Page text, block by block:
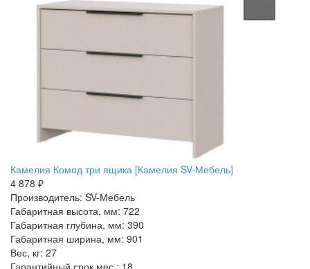
Камелия Комод три ящика [Камелия SV-Мебель]
4 878 ₽
Производитель: SV-Мебель
Габаритная высота, мм: 722
Габаритная глубина, мм: 390
Габаритная ширина, мм: 901
Вес, кг: 27
Гарантийный срок мес.: 18